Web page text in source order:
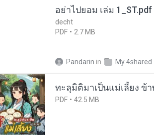
อย่าไปยอม เล่ม 1_ST.pdf
decht
PDF
2.7 MB
Pandarin in My 4shared
ทะลุมิติมาเป็นแม่เลี้ยง ข้
PDF 42.5 MB